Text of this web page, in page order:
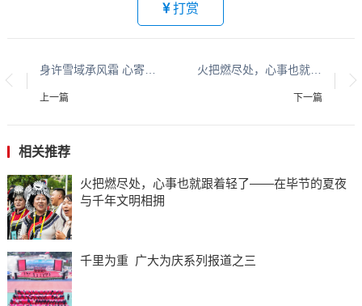
打赏
身许雪域承风霜 心寄诗书绘彩虹
上一篇
火把燃尽处，心事也就跟着轻了——在毕节的夏夜与千年文明相拥
下一篇
相关推荐
火把燃尽处，心事也就跟着轻了——在毕节的夏夜
与千年文明相拥
千里为重 广大为庆系列报道之三